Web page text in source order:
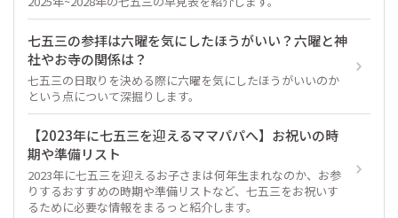
七五三の参拝は六曜を気にしたほうがいい？六曜と神
社やお寺の関係は？
七五三の日取りを決める際に六曜を気にしたほうがいいのか
という点について深掘りします。
【2023年に七五三を迎えるママパパへ】お祝いの時
期や準備リスト
2023年に七五三を迎えるお子さまは何年生まれなのか、お参
りするおすすめの時期や準備リストなど、七五三をお祝いす
るために必要な情報をまるっと紹介します。